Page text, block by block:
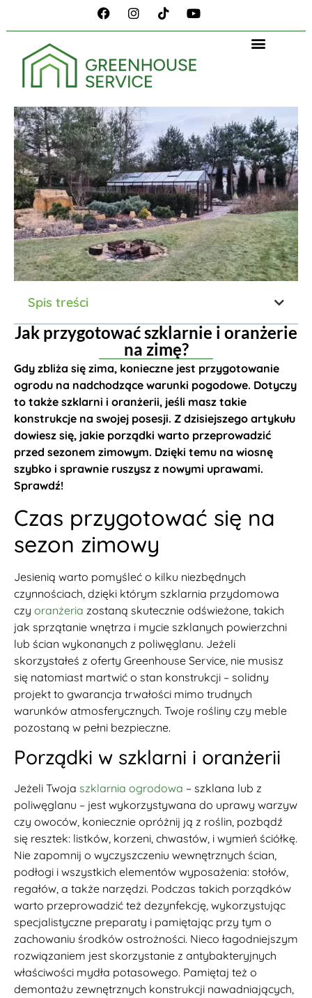
Spis treści
Jak przygotować szklarnie i oranżerie
na zimę?
Gdy zbliża się zima, konieczne jest przygotowanie
ogrodu na nadchodzące warunki pogodowe. Dotyczy
to także szklarni i oranżerii, jeśli masz takie
konstrukcje na swojej posesji. Z dzisiejszego artykułu
dowiesz się, jakie porządki warto przeprowadzić
przed sezonem zimowym. Dzięki temu na wiosnę
szybko i sprawnie ruszysz z nowymi uprawami.
Sprawdź!
Czas przygotować się na
sezon zimowy
Jesienią warto pomyśleć o kilku niezbędnych
czynnościach, dzięki którym szklarnia przydomowa
czy oranżeria zostaną skutecznie odświeżone, takich
jak sprzątanie wnętrza i mycie szklanych powierzchni
lub ścian wykonanych z poliwęglanu. Jeżeli
skorzystałeś z oferty Greenhouse Service, nie musisz
się natomiast martwić o stan konstrukcji – solidny
projekt to gwarancja trwałości mimo trudnych
warunków atmosferycznych. Twoje rośliny czy meble
pozostaną w pełni bezpieczne.
Porządki w szklarni i oranżerii
Jeżeli Twoja szklarnia ogrodowa – szklana lub z
poliwęglanu – jest wykorzystywana do uprawy warzyw
czy owoców, koniecznie opróżnij ją z roślin, pozbądź
się resztek: listków, korzeni, chwastów, i wymień ściółkę.
Nie zapomnij o wyczyszczeniu wewnętrznych ścian,
podłogi i wszystkich elementów wyposażenia: stołów,
regałów, a także narzędzi. Podczas takich porządków
warto przeprowadzić też dezynfekcję, wykorzystując
specjalistyczne preparaty i pamiętając przy tym o
zachowaniu środków ostrożności. Nieco łagodniejszym
rozwiązaniem jest skorzystanie z antybakteryjnych
właściwości mydła potasowego. Pamiętaj też o
demontażu zewnętrznych konstrukcji nawadniających,